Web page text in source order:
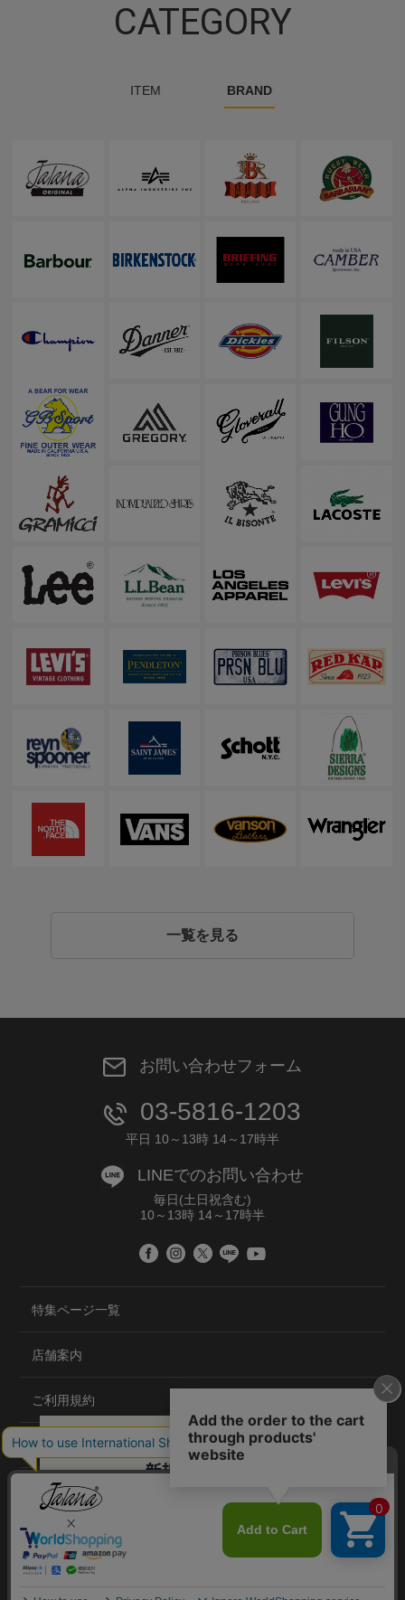
CATEGORY
ITEM BRAND
一覧を見る
お問い合わせフォーム
03-5816-1203
平日 10～13時 14～17時半
LINEでのお問い合わせ
毎日(土日祝含む)
10～13時 14～17時半
特集ページ一覧
店舗案内
ご利用規約
プライバシーポリシー
特定商取引法について
会社概要